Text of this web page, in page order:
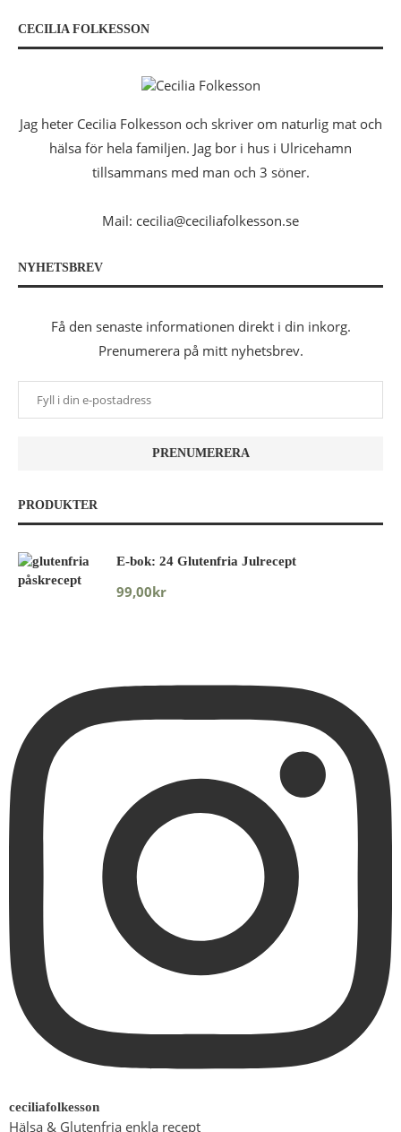
CECILIA FOLKESSON
Jag heter Cecilia Folkesson och skriver om naturlig mat och
hälsa för hela familjen. Jag bor i hus i Ulricehamn
tillsammans med man och 3 söner.
Mail: cecilia@ceciliafolkesson.se
NYHETSBREV
Få den senaste informationen direkt i din inkorg.
Prenumerera på mitt nyhetsbrev.
PRODUKTER
E-bok: 24 Glutenfria Julrecept
99,00kr
ceciliafolkesson
Hälsa & Glutenfria enkla recept